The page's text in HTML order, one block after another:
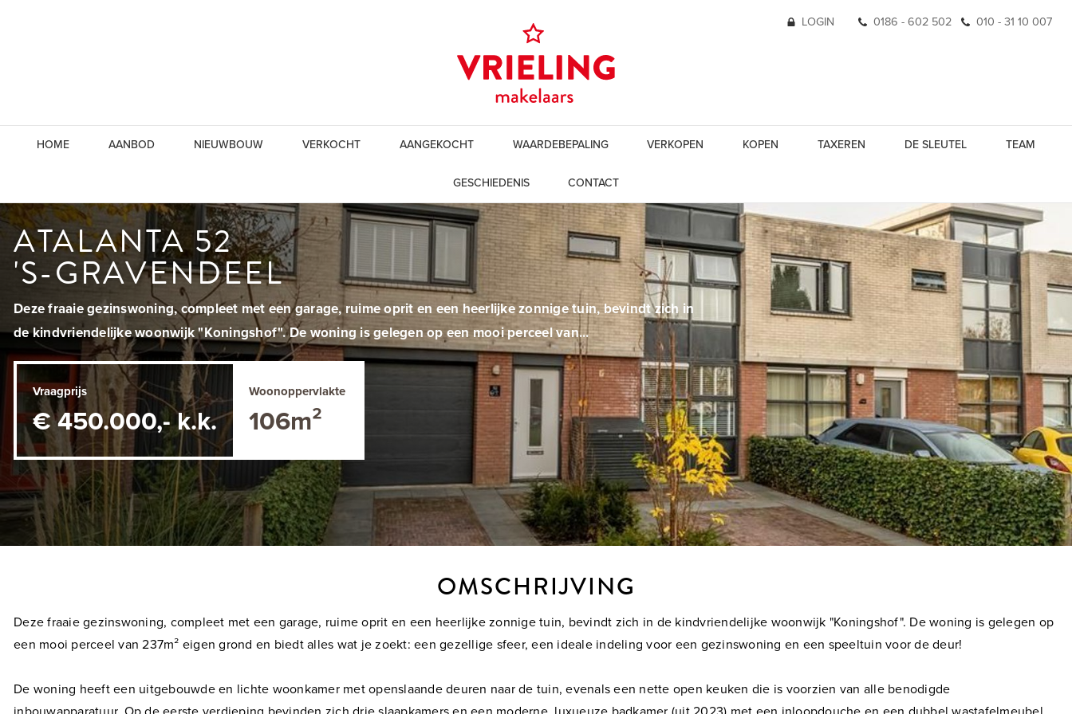
LOGIN 0186 - 602 502 010 - 31 10 007
HOME AANBOD NIEUWBOUW VERKOCHT AANGEKOCHT WAARDEBEPALING VERKOPEN KOPEN TAXEREN DE SLEUTEL TEAM
GESCHIEDENIS CONTACT
ATALANTA 52
'S-GRAVENDEEL
Deze fraaie gezinswoning, compleet met een garage, ruime oprit en een heerlijke zonnige tuin, bevindt zich in
de kindvriendelijke woonwijk "Koningshof". De woning is gelegen op een mooi perceel van...
Vraagprijs
€ 450.000,- k.k.
Woonoppervlakte
106m²
OMSCHRIJVING
Deze fraaie gezinswoning, compleet met een garage, ruime oprit en een heerlijke zonnige tuin, bevindt zich in de kindvriendelijke woonwijk "Koningshof". De woning is gelegen op
een mooi perceel van 237m² eigen grond en biedt alles wat je zoekt: een gezellige sfeer, een ideale indeling voor een gezinswoning en een speeltuin voor de deur!
De woning heeft een uitgebouwde en lichte woonkamer met openslaande deuren naar de tuin, evenals een nette open keuken die is voorzien van alle benodigde